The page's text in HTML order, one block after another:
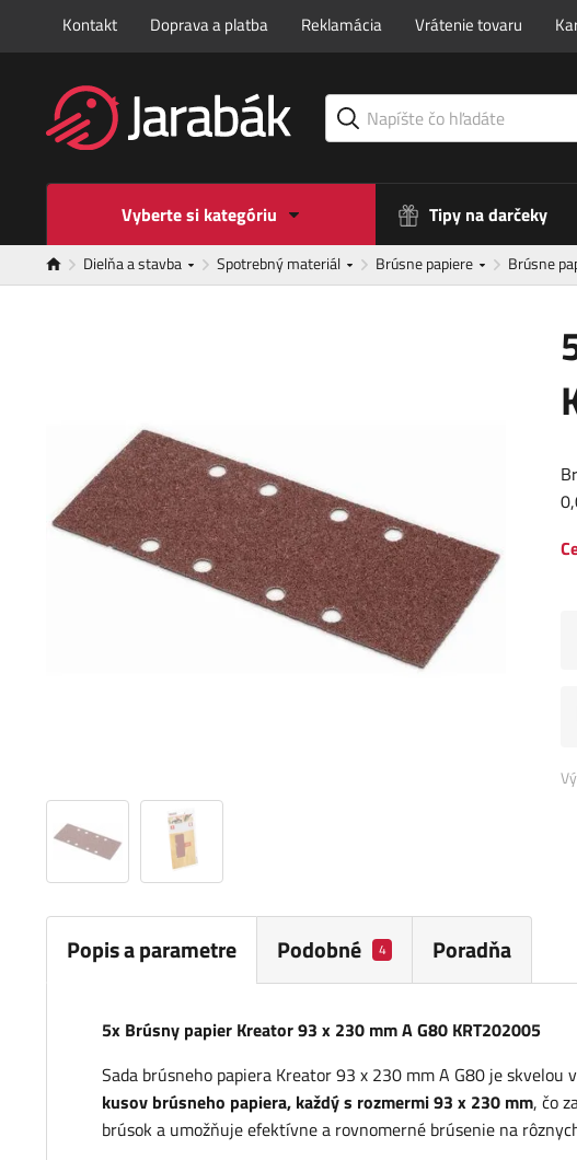
Kontakt Doprava a platba Reklamácia Vrátenie tovaru
Vyberte si kategóriu Tipy na darčeky
Dielňa a stavba Spotrebný materiál Brúsne papiere Brúsne
Popis a parametre Podobné 4 Poradňa
5x Brúsny papier Kreator 93 x 230 mm A G80 KRT202005
Sada brúsneho papiera Kreator 93 x 230 mm A G80 je
kusov brúsneho papiera, každý s rozmermi 93 x 230 mm, čo
brúsok a umožňuje efektívne a rovnomerné brúsenie na